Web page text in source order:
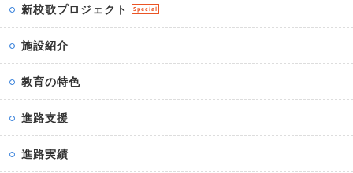
新校歌プロジェクト Special
施設紹介
教育の特色
進路支援
進路実績